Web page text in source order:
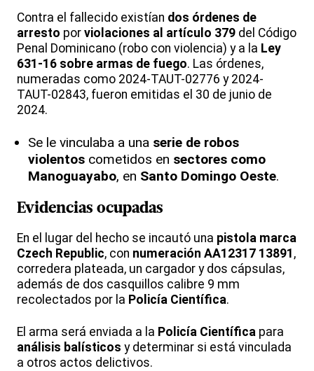
Contra el fallecido existían dos órdenes de
arresto por violaciones al artículo 379 del Código
Penal Dominicano (robo con violencia) y a la Ley
631-16 sobre armas de fuego. Las órdenes,
numeradas como 2024-TAUT-02776 y 2024-
TAUT-02843, fueron emitidas el 30 de junio de
2024.
Se le vinculaba a una serie de robos
violentos cometidos en sectores como
Manoguayabo, en Santo Domingo Oeste.
Evidencias ocupadas
En el lugar del hecho se incautó una pistola marca
Czech Republic, con numeración AA12317 13891 ,
corredera plateada, un cargador y dos cápsulas,
además de dos casquillos calibre 9 mm
recolectados por la Policía Científica.
El arma será enviada a la Policía Científica para
análisis balísticos y determinar si está vinculada
a otros actos delictivos.